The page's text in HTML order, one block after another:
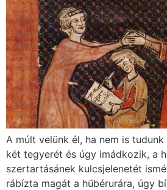
A múlt velünk él, ha nem is
két tegyerét és úgy imádkozik, a
szertartásánek kulcsjelenetét
rábízta magát a hűbérurára, úgy